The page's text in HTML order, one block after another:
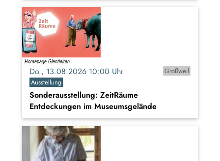
Do., 13.08.2026 10:00 Uhr
Großweil
Ausstellung
Sonderausstellung: ZeitRäume
Entdeckungen im Museumsgelände